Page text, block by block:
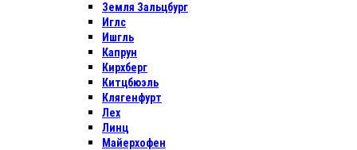
Земля Зальцбург
Иглс
Ишгль
Капрун
Кирхберг
Китцбюэль
Клягенфурт
Лех
Линц
Майерхофен